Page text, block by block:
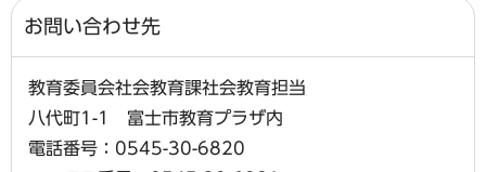
お問い合わせ先
教育委員会社会教育課社会教育担当
八代町1-1 富士市教育プラザ内
電話番号：0545-30-6820